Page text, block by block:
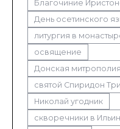
Благочиние
День осетинского
литургия в
освящение
Донская митрополия
святой Спиридон
Николай угодник
скворечники в